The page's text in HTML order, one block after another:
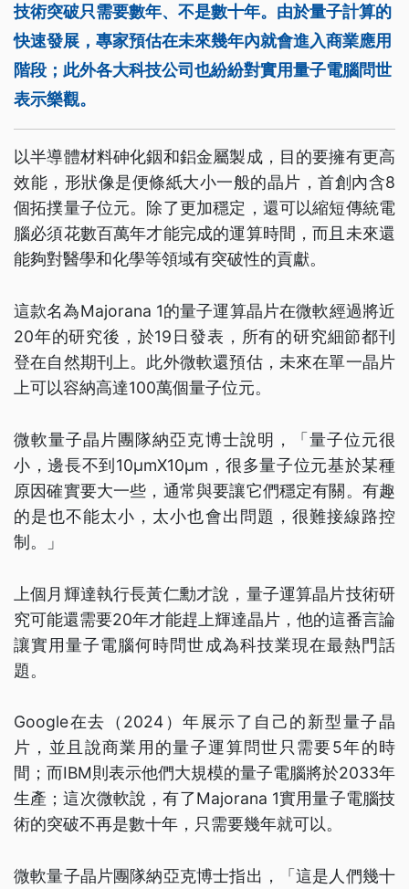
技術突破只需要數年、不是數十年。由於量子計算的
快速發展，專家預估在未來幾年內就會進入商業應用
階段；此外各大科技公司也紛紛對實用量子電腦問世
表示樂觀。
以半導體材料砷化銦和鋁金屬製成，目的要擁有更高
效能，形狀像是便條紙大小一般的晶片，首創內含8
個拓撲量子位元。除了更加穩定，還可以縮短傳統電
腦必須花數百萬年才能完成的運算時間，而且未來還
能夠對醫學和化學等領域有突破性的貢獻。
這款名為Majorana 1的量子運算晶片在微軟經過將近
20年的研究後，於19日發表，所有的研究細節都刊
登在自然期刊上。此外微軟還預估，未來在單一晶片
上可以容納高達100萬個量子位元。
微軟量子晶片團隊納亞克博士說明，「量子位元很
小，邊長不到10μmX10μm，很多量子位元基於某種
原因確實要大一些，通常與要讓它們穩定有關。有趣
的是也不能太小，太小也會出問題，很難接線路控
制。」
上個月輝達執行長黃仁勳才說，量子運算晶片技術研
究可能還需要20年才能趕上輝達晶片，他的這番言論
讓實用量子電腦何時問世成為科技業現在最熱門話
題。
Google在去（2024）年展示了自己的新型量子晶
片，並且說商業用的量子運算問世只需要5年的時
間；而IBM則表示他們大規模的量子電腦將於2033年
生產；這次微軟說，有了Majorana 1實用量子電腦技
術的突破不再是數十年，只需要幾年就可以。
微軟量子晶片團隊納亞克博士指出，「這是人們幾十